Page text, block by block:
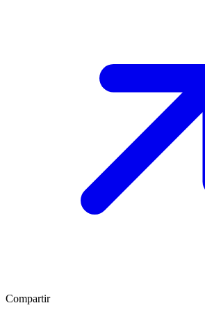
Compartir